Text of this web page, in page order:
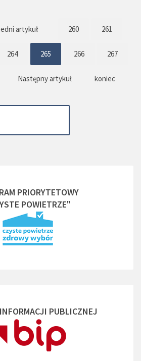
artykuł 260 261
264 265 266 267
Następny artykuł koniec
PRIORYTETOWY
POWIETRZE"
PUBLICZNEJ